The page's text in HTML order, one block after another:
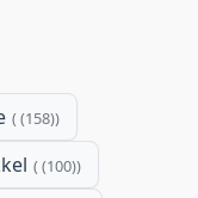
(158)
(100)